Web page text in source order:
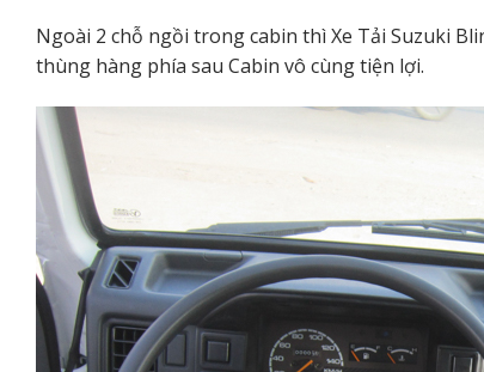
Ngoài 2 chỗ ngồi trong cabin thì Xe Tải Suzuki
thùng hàng phía sau Cabin vô cùng tiện lợi.